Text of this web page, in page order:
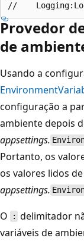
Provedor
de
Usando a
configuração a
ambiente depois
appsettings.
Portanto, os
os valores lidos de
appsettings.
O
: delimitador
variáveis de